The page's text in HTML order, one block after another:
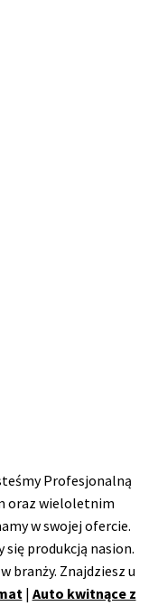
Profesjonalną
oraz wieloletnim
w swojej ofercie.
produkcją nasion.
branży. Znajdziesz u
| Auto kwitnące z